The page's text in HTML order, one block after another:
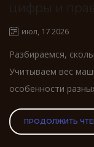
цифры и
июл, 17 2026
Разбираемся,
Учитываем вес
особенности
ПРОДОЛЖИТЬ